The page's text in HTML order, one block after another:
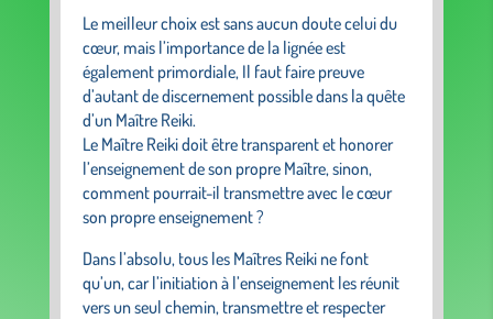
Le meilleur choix est sans aucun doute celui du
cœur, mais l’importance de la lignée est
également primordiale, Il faut faire preuve
d’autant de discernement possible dans la quête
d’un Maître Reiki.
Le Maître Reiki doit être transparent et honorer
l’enseignement de son propre Maître, sinon,
comment pourrait-il transmettre avec le cœur
son propre enseignement ?
Dans l’absolu, tous les Maîtres Reiki ne font
qu’un, car l’initiation à l’enseignement les réunit
vers un seul chemin, transmettre et respecter